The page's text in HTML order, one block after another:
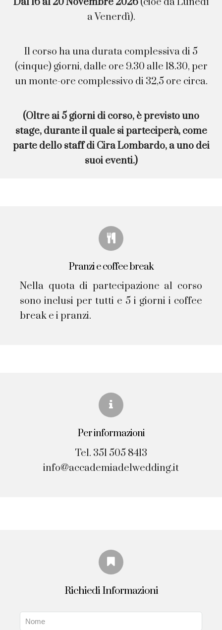
a Venerdì).
Il corso ha una durata complessiva di 5
(cinque) giorni, dalle ore 9.30 alle 18.30, per
un monte-ore complessivo di 32,5 ore circa.
(Oltre ai 5 giorni di corso, è previsto uno
stage, durante il quale si parteciperà, come
parte dello staff di Cira Lombardo, a uno dei
suoi eventi.)
Pranzi e coffee break
Nella quota di partecipazione al corso
sono inclusi per tutti e 5 i giorni i coffee
break e i pranzi.​
Per informazioni
Tel. 351 505 8413
info@accademiadelwedding.it
Richiedi Informazioni